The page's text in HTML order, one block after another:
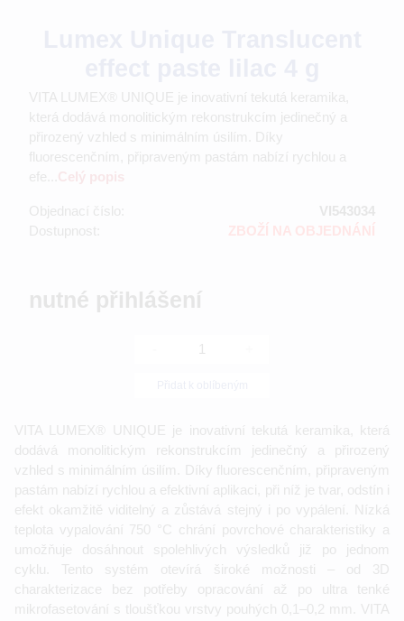
VITA LUMEX® UNIQUE je inovativní tekutá keramika,
která dodává monolitickým rekonstrukcím jedinečný a
přirozený vzhled s minimálním úsilím. Díky
fluorescenčním, připraveným pastám nabízí rychlou a
efe...
Objednací číslo:
VI543034
Dostupnost:
ZBOŽÍ NA OBJEDNÁNÍ
nutné přihlášení
VITA LUMEX® UNIQUE je inovativní tekutá keramika, která
dodává monolitickým rekonstrukcím jedinečný a přirozený
vzhled s minimálním úsilím. Díky fluorescenčním, připraveným
pastám nabízí rychlou a efektivní aplikaci, při níž je tvar, odstín i
efekt okamžitě viditelný a zůstává stejný i po vypálení. Nízká
teplota vypalování 750 °C chrání povrchové charakteristiky a
umožňuje dosáhnout spolehlivých výsledků již po jednom
cyklu. Tento systém otevírá široké možnosti – od 3D
charakterizace bez potřeby opracování až po ultra tenké
mikrofasetování s tloušťkou vrstvy pouhých 0,1–0,2 mm. VITA